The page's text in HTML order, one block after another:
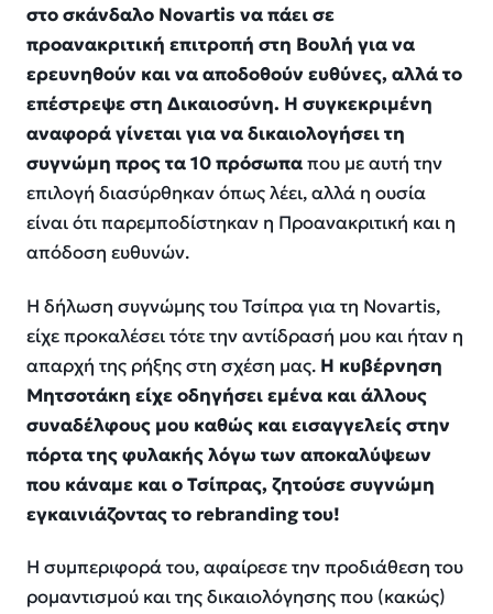
στο σκάνδαλο Novartis να πάει σε
προανακριτική επιτροπή στη Βουλή για να
ερευνηθούν και να αποδοθούν ευθύνες, αλλά το
επέστρεψε στη Δικαιοσύνη. Η συγκεκριμένη
αναφορά γίνεται για να δικαιολογήσει τη
συγνώμη προς τα 10 πρόσωπαπου με αυτή την
επιλογή διασύρθηκαν όπως λέει, αλλά η ουσία
είναι ότι παρεμποδίστηκαν η Προανακριτική και η
απόδοση ευθυνών.
Η δήλωση συγνώμης του Τσίπρα για τη Novartis,
είχε προκαλέσει τότε την αντίδρασή μου και ήταν η
απαρχή της ρήξης στη σχέση μας. Η κυβέρνηση
Μητσοτάκη είχε οδηγήσει εμένα και άλλους
συναδέλφους μου καθώς και εισαγγελείς στην
πόρτα της φυλακής λόγω των αποκαλύψεων
που κάναμε και ο Τσίπρας, ζητούσε συγνώμη
εγκαινιάζοντας το rebranding του!
Η συμπεριφορά του, αφαίρεσε την προδιάθεση του
ρομαντισμού και της δικαιολόγησης που (κακώς)